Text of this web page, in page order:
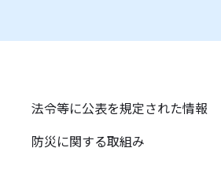
法令等に公表を規定された情報
防災に関する取組み